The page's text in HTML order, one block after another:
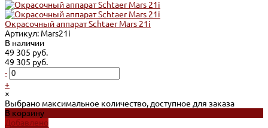
Окрасочный аппарат Schtaer Mars 21i
Артикул: Mars21i
В наличии
49 305 руб.
49 305 руб.
-
+
×
Выбрано максимальное количество, доступное для заказа
В корзину
Добавлено